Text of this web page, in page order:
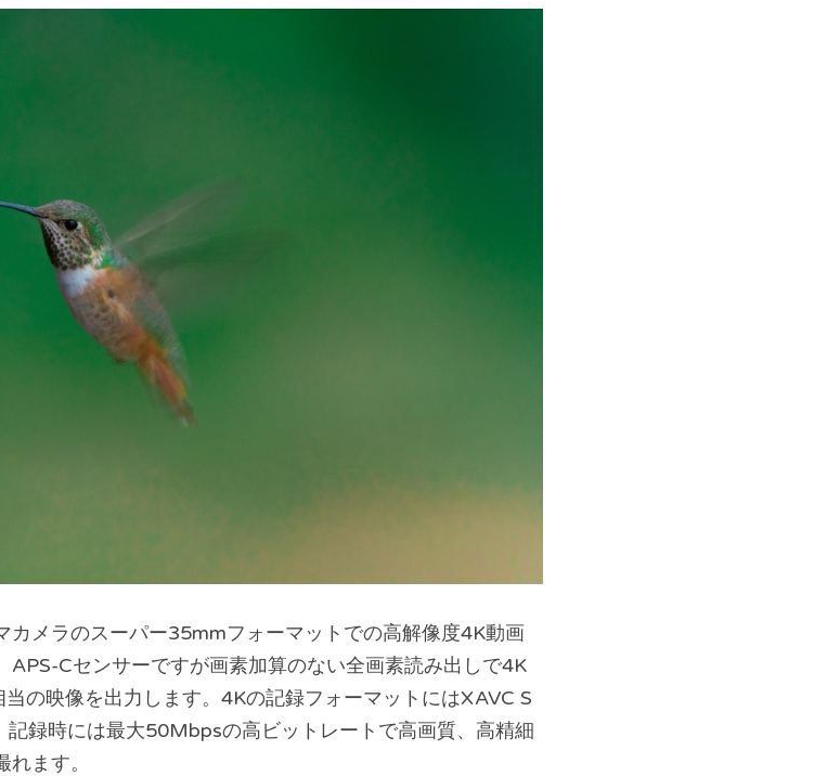
カメラのスーパー35mmフォーマットでの高解像度4K動画
APS-Cセンサーですが画素加算のない全画素読み出しで4K
の映像を出力します。4Kの記録フォーマットにはXAVC S
録時には最大50Mbpsの高ビットレートで高画質、高精細
ます。